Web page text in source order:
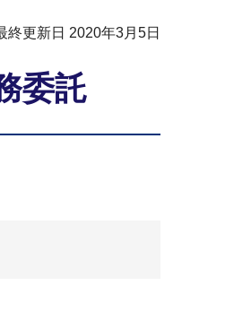
終更新日 2020年3月5日
委託